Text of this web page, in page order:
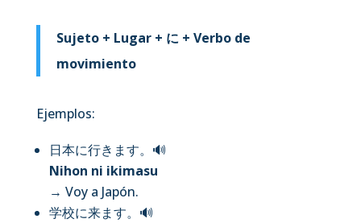
Sujeto + Lugar + に + Verbo de
movimiento
Ejemplos:
日本に行きます。 🔊
Nihon ni ikimasu
→ Voy a Japón.
学校に来ます。 🔊